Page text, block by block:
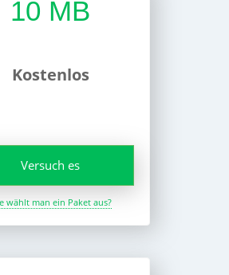
10 MB
Kostenlos
Versuch es
wählt man ein Paket aus?